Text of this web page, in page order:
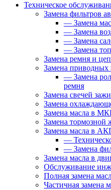
Техническое
Замена фильтров
— Замена
— Замена
— Замена
— Замена
Замена ремня и
Замена приводных
— Замена
ремня
Замена свечей
Замена
Замена масла в
Замена тормозной
Замена масла в
—
— Замена
Замена масла в
Обслуживание
Полная замена
Частичная замена